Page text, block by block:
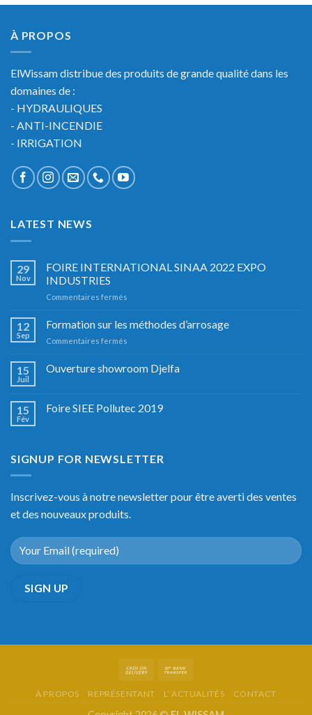
À PROPOS
ElWissam distribue des produits de grande qualité dans les
domaines de :
- HYDRAULIQUES
- ANTI-INCENDIE
- IRRIGATION
LATEST NEWS
29
Nov
FOIRE INTERNATIONAL SINAA 2022 EXPO
INDUSTRIES
Commentaires fermés
INTERNATIONAL
SINAA
INDUSTRIES
12
Sep
Formation sur les méthodes d’arrosage
Commentaires fermés
les
15
Juil
Ouverture showroom Djelfa
15
Fév
Foire SIEE Pollutec 2019
SIGNUP FOR NEWSLETTER
Inscrivez-vous à notre newsletter pour être averti des ventes
et des nouveaux produits.
À PROPOS REPRÉSENTANT L’ ACTUALITÉS CONTACT